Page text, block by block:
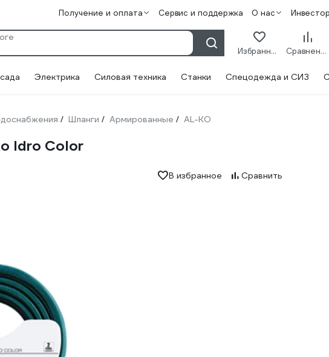
Получение и оплата Сервис и поддержка О нас
Избранное Сравнение
Электрика Силовая техника Станки Спецодежда и СИЗ
/ Шланги / Армированные / AL-KO
Idro Color
В избранное Сравнить